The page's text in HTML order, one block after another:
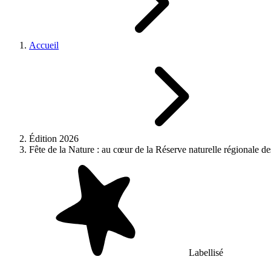
Accueil
Édition 2026
Fête de la Nature : au cœur de la Réserve naturelle régionale
Labellisé